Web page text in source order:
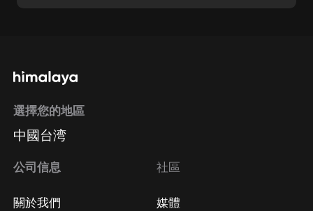
選擇您的地區
中國台湾
公司信息
關於我們
社區
媒體